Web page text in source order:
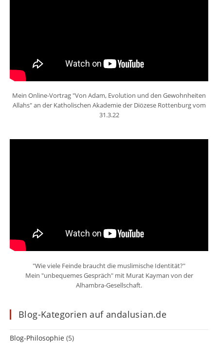
Mein Online-Vortrag "Von Adam, Evolution und den Gewohnheiten
Allahs" an der Katholischen Akademie der Diözese Rottenburg vom
31.3.22
"Wie viele Feinde braucht die muslimische Identität?"
Mein "unbequemes Gespräch" mit Murat Kayman von der
Alhambra-Gesellschaft.
Blog-Kategorien auf andalusian.de
Blog-Philosophie (5)